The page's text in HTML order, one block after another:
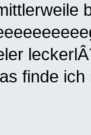
finde